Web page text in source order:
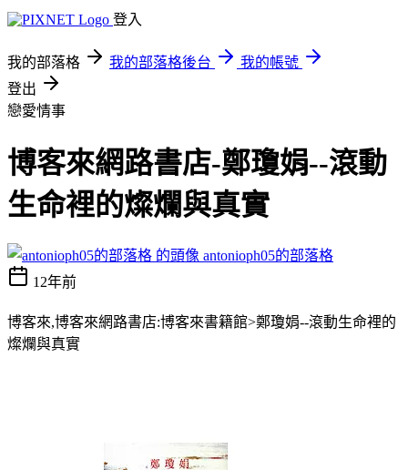
登入
我的部落格 我的部落格後台
我的帳號
登出
戀愛情事
博客來網路書店-鄭瓊娟--滾動
生命裡的燦爛與真實
antonioph05的部落格
12年前
博客來,博客來網路書店:博客來書籍館>鄭瓊娟--滾動生命裡的
燦爛與真實